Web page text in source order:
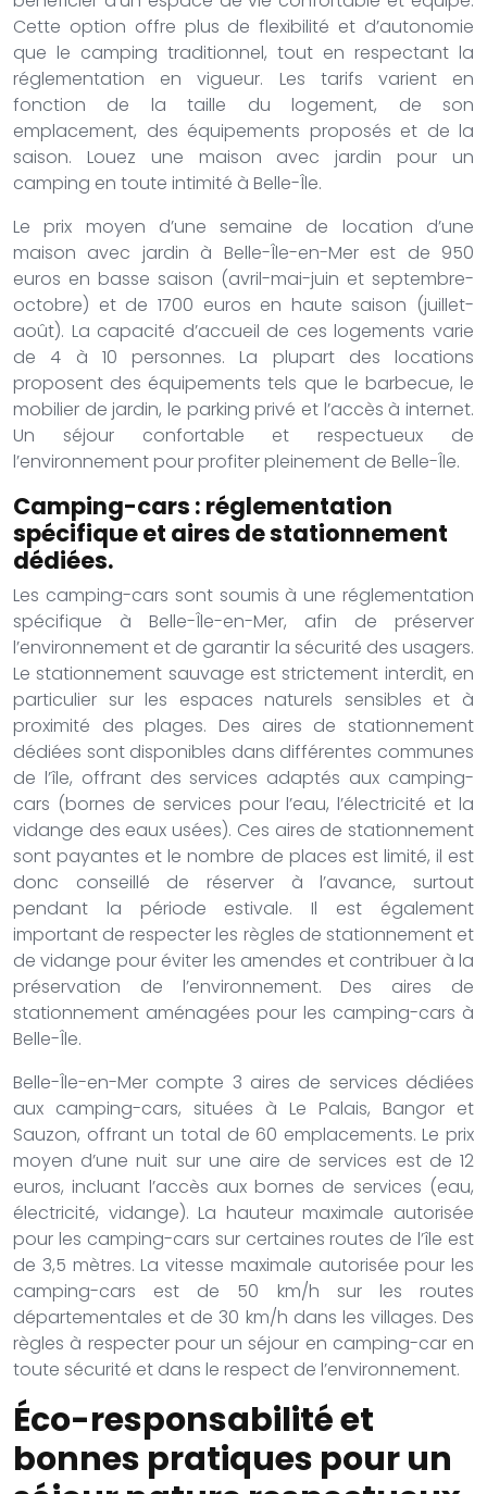
Cette option offre plus de flexibilité et d’autonomie
que le camping traditionnel, tout en respectant la
réglementation en vigueur. Les tarifs varient en
fonction de la taille du logement, de son
emplacement, des équipements proposés et de la
saison. Louez une maison avec jardin pour un
camping en toute intimité à Belle-Île.
Le prix moyen d’une semaine de location d’une
maison avec jardin à Belle-Île-en-Mer est de 950
euros en basse saison (avril-mai-juin et septembre-
octobre) et de 1700 euros en haute saison (juillet-
août). La capacité d’accueil de ces logements varie
de 4 à 10 personnes. La plupart des locations
proposent des équipements tels que le barbecue, le
mobilier de jardin, le parking privé et l’accès à internet.
Un séjour confortable et respectueux de
l’environnement pour profiter pleinement de Belle-Île.
Camping-cars : réglementation
spécifique et aires de stationnement
dédiées.
Les camping-cars sont soumis à une réglementation
spécifique à Belle-Île-en-Mer, afin de préserver
l’environnement et de garantir la sécurité des usagers.
Le stationnement sauvage est strictement interdit, en
particulier sur les espaces naturels sensibles et à
proximité des plages. Des aires de stationnement
dédiées sont disponibles dans différentes communes
de l’île, offrant des services adaptés aux camping-
cars (bornes de services pour l’eau, l’électricité et la
vidange des eaux usées). Ces aires de stationnement
sont payantes et le nombre de places est limité, il est
donc conseillé de réserver à l’avance, surtout
pendant la période estivale. Il est également
important de respecter les règles de stationnement et
de vidange pour éviter les amendes et contribuer à la
préservation de l’environnement. Des aires de
stationnement aménagées pour les camping-cars à
Belle-Île.
Belle-Île-en-Mer compte 3 aires de services dédiées
aux camping-cars, situées à Le Palais, Bangor et
Sauzon, offrant un total de 60 emplacements. Le prix
moyen d’une nuit sur une aire de services est de 12
euros, incluant l’accès aux bornes de services (eau,
électricité, vidange). La hauteur maximale autorisée
pour les camping-cars sur certaines routes de l’île est
de 3,5 mètres. La vitesse maximale autorisée pour les
camping-cars est de 50 km/h sur les routes
départementales et de 30 km/h dans les villages. Des
règles à respecter pour un séjour en camping-car en
toute sécurité et dans le respect de l’environnement.
Éco-responsabilité et
bonnes pratiques pour un